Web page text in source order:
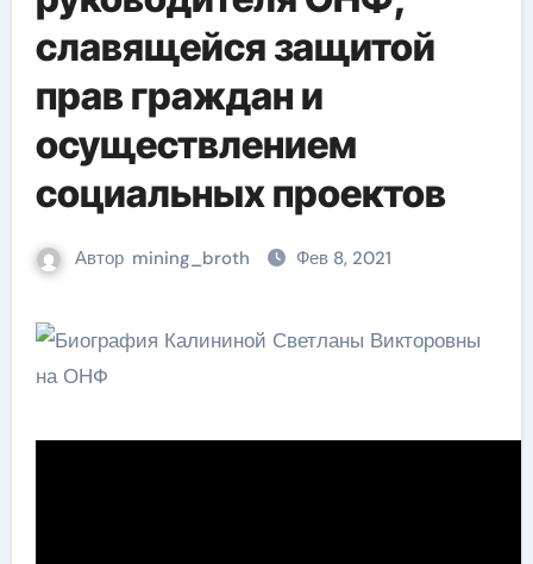
славящейся защитой
прав граждан и
осуществлением
социальных проектов
Автор mining_broth Фев 8, 2021